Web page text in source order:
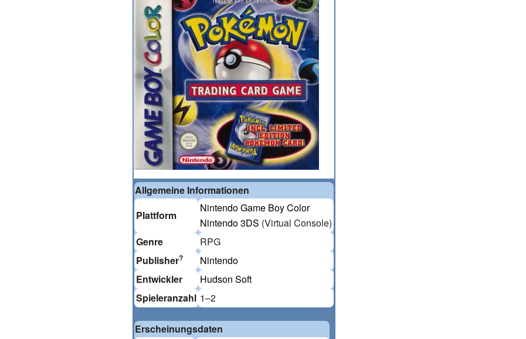
Allgemeine Informationen
Plattform
Nintendo Game Boy Color
Nintendo 3DS (Virtual Console)
Genre
RPG
Publisher?
Nintendo
Entwickler
Hudson Soft
Spieleranzahl 1–2
Erscheinungsdaten